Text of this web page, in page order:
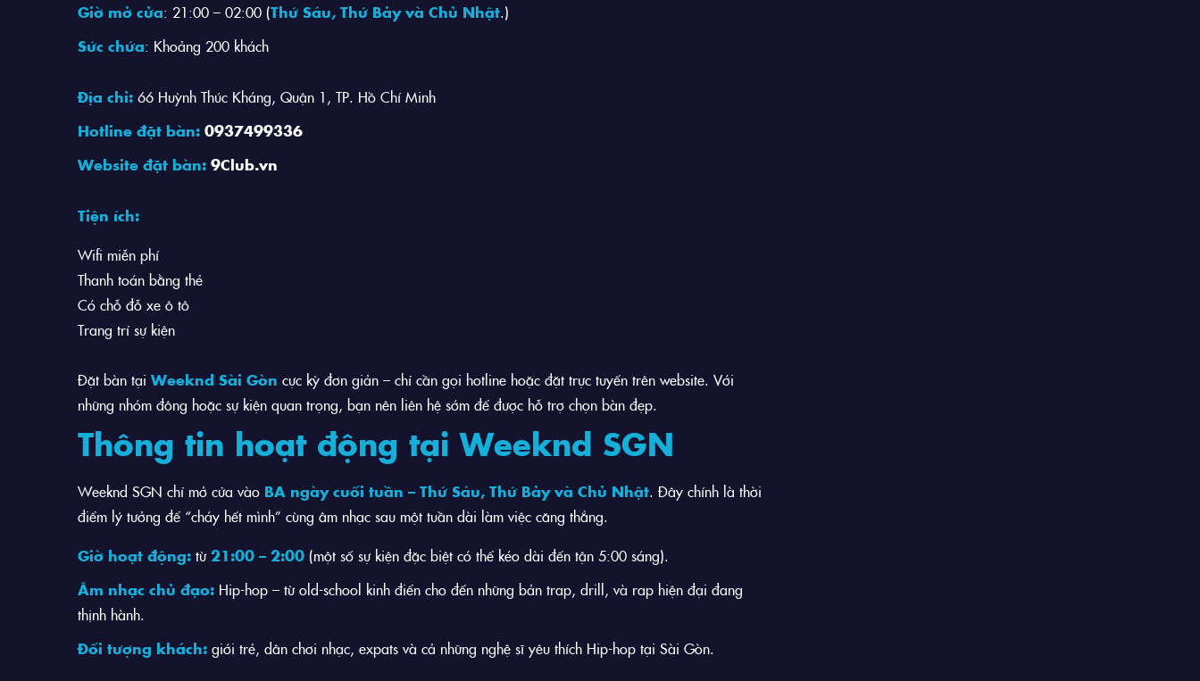
Giờ mở cửa: 21:00 – 02:00 (Thứ Sáu, Thứ Bảy và Chủ Nhật.)
Sức chứa: Khoảng 200 khách
Địa chỉ: 66 Huỳnh Thúc Kháng, Quận 1, TP. Hồ Chí Minh
Hotline đặt bàn: 0937499336
Website đặt bàn: 9Club.vn
Tiện ích:
Wifi miễn phí
Thanh toán bằng thẻ
Có chỗ đỗ xe ô tô
Trang trí sự kiện
Đặt bàn tại Weeknd Sài Gòn cực kỳ đơn giản – chỉ cần gọi hotline hoặc đặt trực tuyến trên website. Với
những nhóm đông hoặc sự kiện quan trọng, bạn nên liên hệ sớm để được hỗ trợ chọn bàn đẹp.
Thông tin hoạt động tại Weeknd SGN
Weeknd SGN chỉ mở cửa vào BA ngày cuối tuần – Thứ Sáu, Thứ Bảy và Chủ Nhật. Đây chính là thời
điểm lý tưởng để “cháy hết mình” cùng âm nhạc sau một tuần dài làm việc căng thẳng.
Giờ hoạt động: từ21:00 – 2:00 (một số sự kiện đặc biệt có thể kéo dài đến tận 5:00 sáng).
Âm nhạc chủ đạo: Hip-hop – từ old-school kinh điển cho đến những bản trap, drill, và rap hiện đại đang
thịnh hành.
Đối tượng khách: giới trẻ, dân chơi nhạc, expats và cả những nghệ sĩ yêu thích Hip-hop tại Sài Gòn.